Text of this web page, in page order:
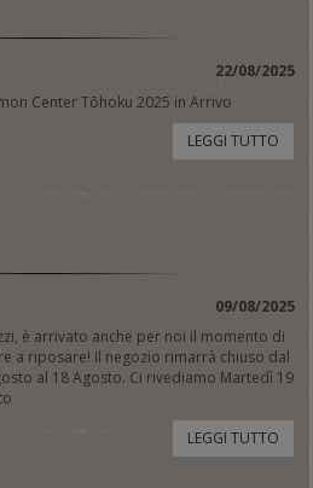
22/08/2025
Center Tōhoku 2025 in Arrivo
LEGGI TUTTO
09/08/2025
è arrivato anche per noi il momento di
a riposare! Il negozio rimarrà chiuso dal
al 18 Agosto. Ci rivediamo Martedì 19
LEGGI TUTTO